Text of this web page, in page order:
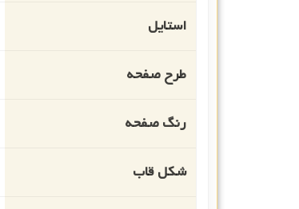
استایل
طرح صفحه
رنگ صفحه
شکل قاب